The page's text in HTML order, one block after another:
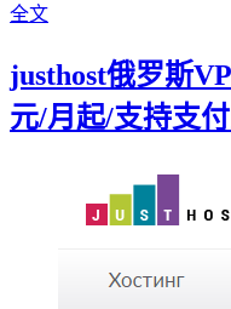
全文
justhost俄罗斯
元/月起/支持支